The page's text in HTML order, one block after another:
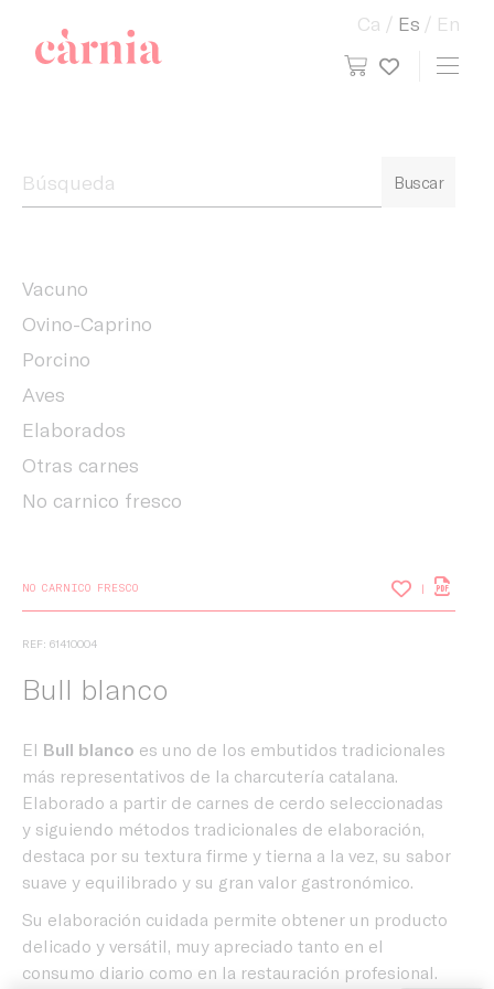
view cartMy
Ca Es En
Inicio
Buscar
Vacuno
Ovino-Caprino
Porcino
Aves
Elaborados
Otras carnes
No carnico fresco
NO CARNICO FRESCO
REF: 61410004
Bull blanco
El Bull blanco es uno de los embutidos tradicionales
más representativos de la charcutería catalana.
Elaborado a partir de carnes de cerdo seleccionadas
y siguiendo métodos tradicionales de elaboración,
destaca por su textura firme y tierna a la vez, su sabor
suave y equilibrado y su gran valor gastronómico.
Su elaboración cuidada permite obtener un producto
delicado y versátil, muy apreciado tanto en el
consumo diario como en la restauración profesional.